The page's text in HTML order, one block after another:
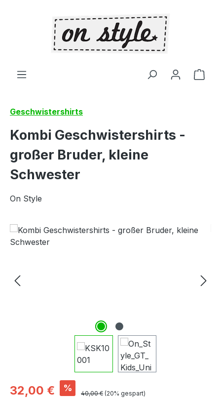
Geschwistershirts
Kombi Geschwistershirts -
großer Bruder, kleine
Schwester
On Style
Bildergalerie überspringen
Verkaufspreis:
32,00 € % Regulärer Preis:
40,00 € (20% gespart)